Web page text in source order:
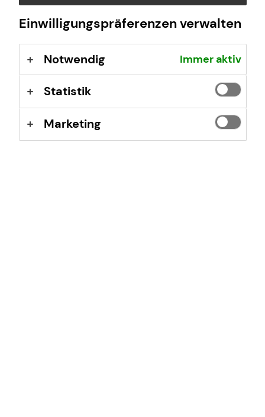
Stärken Sie Ihre Arbeitgebermarke
Mit einem modernen bAV-Konzept können Sie Fachkräfte
gewinnen, Mitarbeitende binden und als attraktiver
Arbeitgeber im Wettbewerb um Talente überzeugen.
Einwilligungspräferenzen verwalten
Notwendig Immer aktiv
Statistik
Marketing